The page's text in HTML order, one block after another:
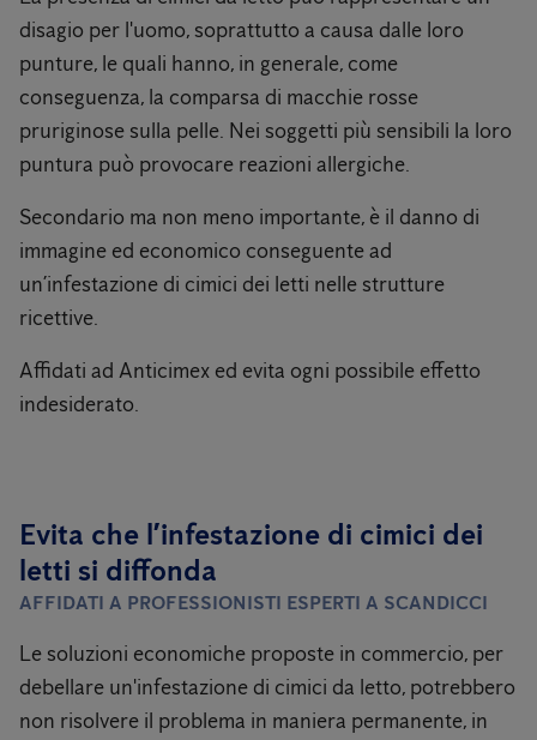
disagio per l'uomo, soprattutto a causa dalle loro
punture, le quali hanno, in generale, come
conseguenza, la comparsa di macchie rosse
pruriginose sulla pelle. Nei soggetti più sensibili la loro
puntura può provocare reazioni allergiche.
Secondario ma non meno importante, è il danno di
immagine ed economico conseguente ad
un’infestazione di cimici dei letti nelle strutture
ricettive.
Affidati ad Anticimex ed evita ogni possibile effetto
indesiderato.
Evita che l’infestazione di cimici dei
letti si diffonda
AFFIDATI A PROFESSIONISTI ESPERTI A SCANDICCI
Le soluzioni economiche proposte in commercio, per
debellare un'infestazione di cimici da letto, potrebbero
non risolvere il problema in maniera permanente, in